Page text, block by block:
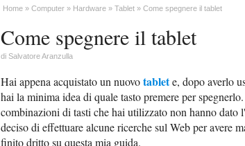
Home Computer Hardware Tablet Come spegnere il tablet
Come spegnere il tablet
di Salvatore Aranzulla
Hai appena acquistato un nuovotablete, dopo averlo
hai la minima idea di quale tasto premere per
combinazioni di tasti che hai utilizzato non hanno dato
deciso di effettuare alcune ricerche sul Web per avere
finito dritto su questa mia guida.